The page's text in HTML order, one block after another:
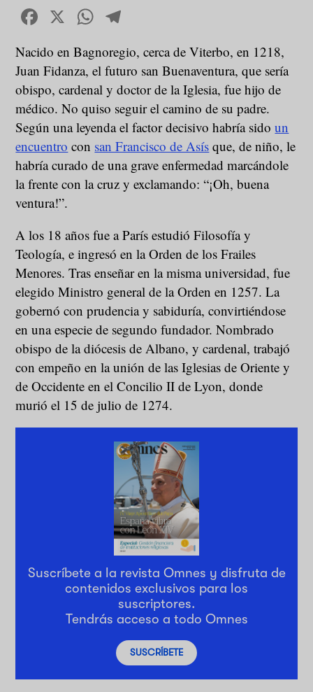
Facebook
X WhatsApp
Nacido en Bagnoregio, cerca de Viterbo, en 1218,
Juan Fidanza, el futuro san Buenaventura, que sería
obispo, cardenal y doctor de la Iglesia, fue hijo de
médico. No quiso seguir el camino de su padre.
Según una leyenda el factor decisivo habría sidoun
encuentro con san Francisco de Asís que, de niño, le
habría curado de una grave enfermedad marcándole
la frente con la cruz y exclamando: “¡Oh, buena
ventura!”.
A los 18 años fue a París estudió Filosofía y
Teología, e ingresó en la Orden de los Frailes
Menores. Tras enseñar en la misma universidad, fue
elegido Ministro general de la Orden en 1257. La
gobernó con prudencia y sabiduría, convirtiéndose
en una especie de segundo fundador. Nombrado
obispo de la diócesis de Albano, y cardenal, trabajó
con empeño en la unión de las Iglesias de Oriente y
de Occidente en el Concilio II de Lyon, donde
murió el 15 de julio de 1274.
Suscríbete a la revista Omnes y disfruta de
contenidos exclusivos para los
suscriptores.
Tendrás acceso a todo Omnes
SUSCRÍBETE